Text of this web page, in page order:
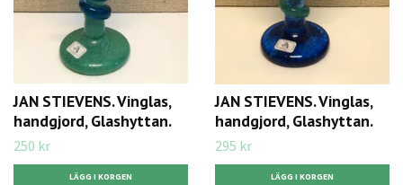
JAN STIEVENS. Vinglas,
handgjord, Glashyttan.
250 kr
JAN STIEVENS. Vinglas,
handgjord, Glashyttan.
295 kr